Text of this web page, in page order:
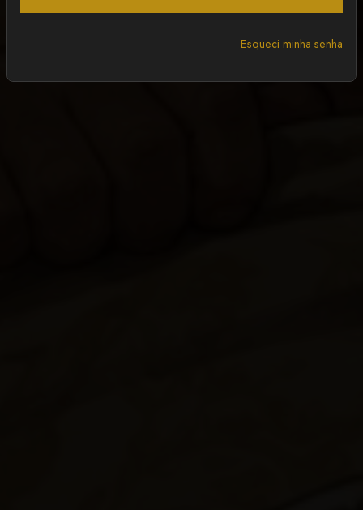
Esqueci minha senha